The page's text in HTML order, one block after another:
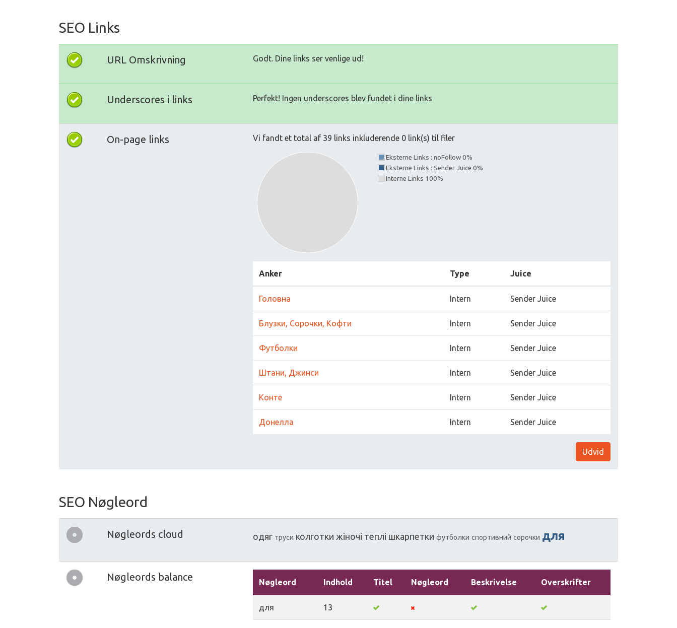
SEO Links
URL Omskrivning Godt. Dine links ser venlige ud!
Underscores i links Perfekt! Ingen underscores blev fundet i dine links
On-page links Vi fandt et total af 39 links inkluderende 0 link(s) til filer
Eksterne Links : noFollow 0%
Eksterne Links : Sender Juice 0%
Interne Links 100%
Anker Type Juice
Головна Intern Sender Juice
Блузки, Сорочки, Кофти Intern Sender Juice
Футболки Intern Sender Juice
Штани, Джинси Intern Sender Juice
Конте Intern Sender Juice
Донелла Intern Sender Juice
Udvid
SEO Nøgleord
Nøgleords cloud одяг труси колготки жіночі теплі шкарпетки футболки спортивний сорочки для
Nøgleords balance Nøgleord Indhold Titel Nøgleord Beskrivelse Overskrifter
для 13